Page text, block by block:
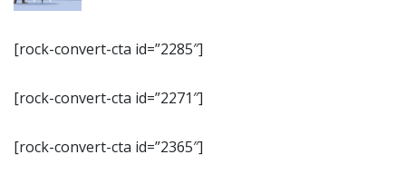
[rock-convert-cta id=”2285″]
[rock-convert-cta id=”2271″]
[rock-convert-cta id=”2365″]